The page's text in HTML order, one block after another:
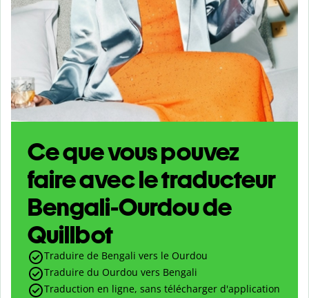
Ce que vous pouvez
faire avec le traducteur
Bengali-Ourdou de
Quillbot
Traduire de Bengali vers le Ourdou
Traduire du Ourdou vers Bengali
Traduction en ligne, sans télécharger d'application